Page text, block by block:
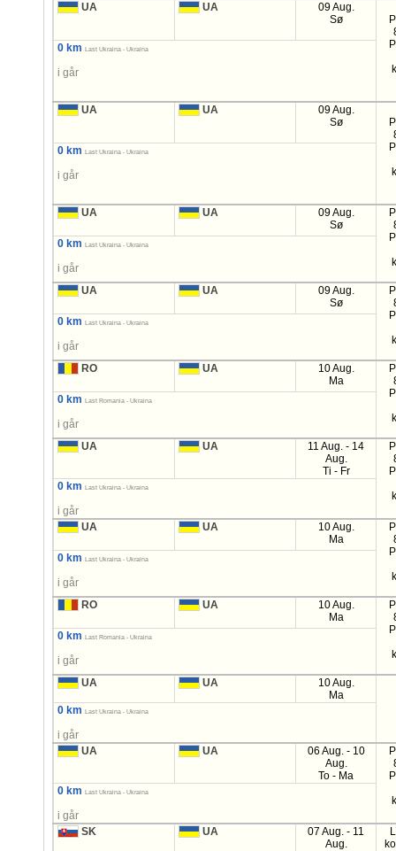
UA UA
09 Aug.
Sø
0 km Last Ukraina - Ukraina
i går
UA UA
09 Aug.
Sø
0 km Last Ukraina - Ukraina
i går
UA UA
09 Aug.
Sø
0 km Last Ukraina - Ukraina
i går
UA
UA
09 Aug.
Sø
0 km Last Ukraina - Ukraina
i går
RO
UA
10 Aug.
Ma
0 km Last Romania - Ukraina
i går
UA
UA
11 Aug. - 14
Aug.
Ti - Fr
0 km Last Ukraina - Ukraina
i går
UA
UA
10 Aug.
Ma
0 km Last Ukraina - Ukraina
i går
RO
UA
10 Aug.
Ma
0 km Last Romania - Ukraina
i går
UA
UA
10 Aug.
Ma
0 km
Last Ukraina - Ukraina
i går
UA
UA
06 Aug. - 10
Aug.
To - Ma
0 km Last Ukraina - Ukraina
i går
SK
UA
07 Aug. - 11
Aug.